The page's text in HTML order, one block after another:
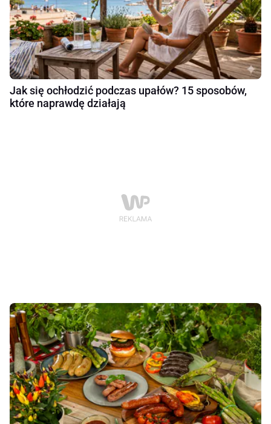
Jak się ochłodzić podczas upałów? 15 sposobów,
które naprawdę działają